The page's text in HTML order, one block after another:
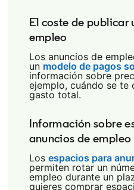
El coste de publicar
empleo
Los anuncios de
un modelo de pagos
información sobre
ejemplo, cuándo se te
gasto total.
Información sobre
anuncios de empleo
Los espacios para
permiten rotar un
empleo durante un
quieres comprar